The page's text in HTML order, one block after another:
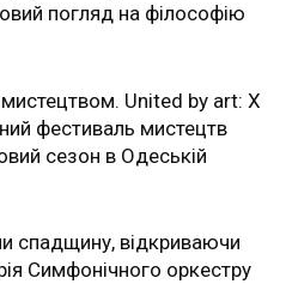
погляд на філософію
мистецтвом. United by art: Х
фестиваль мистецтв
сезон в Одеській
спадщину, відкриваючи
Симфонічного оркестру